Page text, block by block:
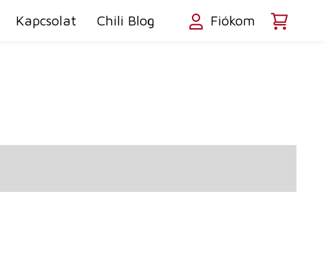
Kapcsolat Chili Blog Fiókom